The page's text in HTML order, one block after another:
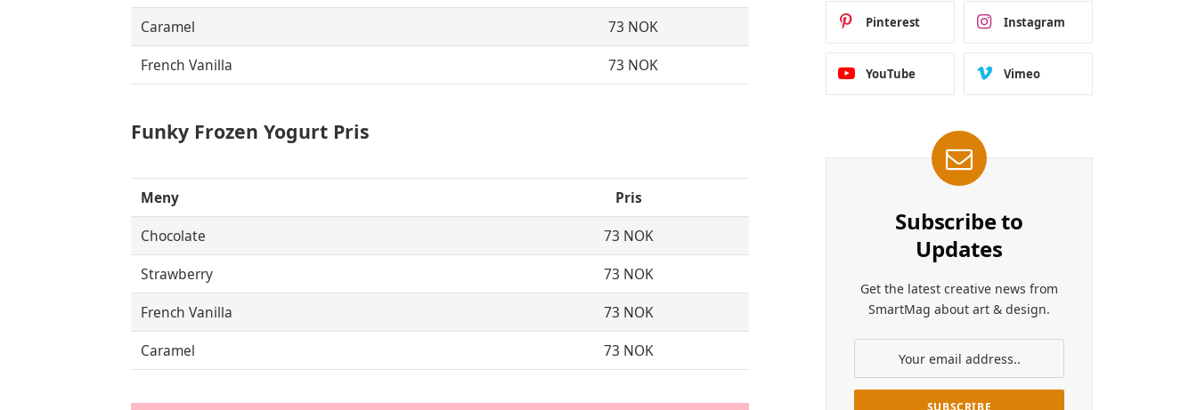
Caramel
73 NOK
French Vanilla
73 NOK
Funky Frozen Yogurt Pris
Meny
Pris
Chocolate
73 NOK
Strawberry
73 NOK
French Vanilla
73 NOK
Caramel
73 NOK
Pinterest Instagram
YouTube Vimeo
Subscribe to
Updates
Get the latest creative news from
SmartMag about art & design.